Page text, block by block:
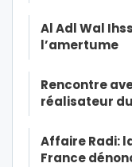
Al Adl Wal
l’amertume
Rencontre
réalisateur
Affaire Radi:
France